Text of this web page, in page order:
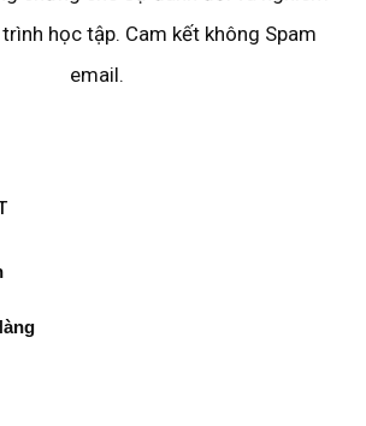
học tập. Cam kết không Spam
email.